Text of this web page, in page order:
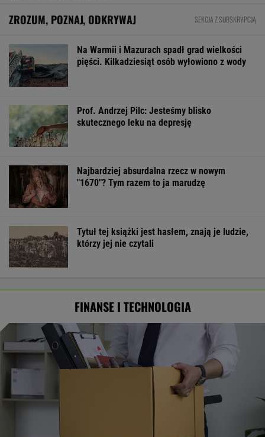
ZROZUM, POZNAJ, ODKRYWAJ SEKCJA Z SUBSKRYPCJĄ
Na Warmii i Mazurach spadł grad wielkości
pięści. Kilkadziesiąt osób wyłowiono z wody
Prof. Andrzej Pilc: Jesteśmy blisko
skutecznego leku na depresję
Najbardziej absurdalna rzecz w nowym
"1670"? Tym razem to ja marudzę
Tytuł tej książki jest hasłem, znają je ludzie,
którzy jej nie czytali
FINANSE I TECHNOLOGIA